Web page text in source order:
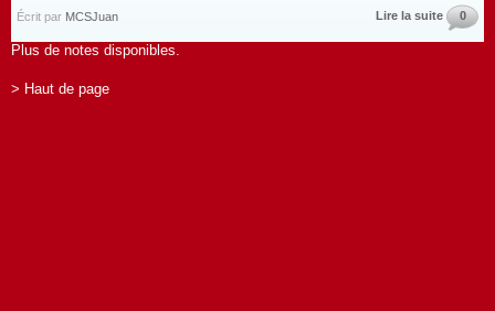
Écrit par MCSJuan Lire la suite 0
Plus de notes disponibles.
> Haut de page